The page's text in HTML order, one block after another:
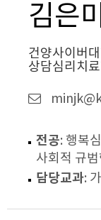
김은미
건양사이버
상담심리치
전공: 행복
사회적 규
담당교과: